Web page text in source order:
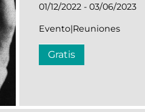
01/12/2022 - 03/06/2023
Evento|Reuniones
Gratis